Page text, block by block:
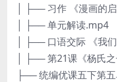
│ ├── 习作 《漫画的
│ ├── 单元解读.mp4
│ ├── 口语交际 《我
│ ├── 第21课《杨氏
├── 统编优课五下第